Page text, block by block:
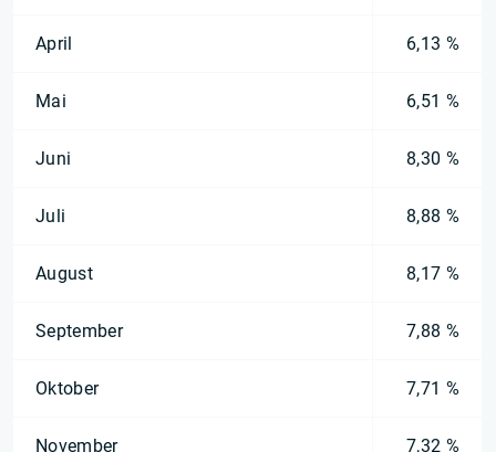
April 6,13 %
Mai 6,51 %
Juni 8,30 %
Juli 8,88 %
August 8,17 %
September 7,88 %
Oktober 7,71 %
November 7,32 %